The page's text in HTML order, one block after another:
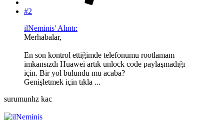
#2
ilNeminis' Alıntı:
Merhabalar,
En son kontrol ettiğimde telefonumu rootlamam
imkansızdı Huawei artık unlock code paylaşmadığı
için. Bir yol bulundu mu acaba?
Genişletmek için tıkla ...
surumunhz kac